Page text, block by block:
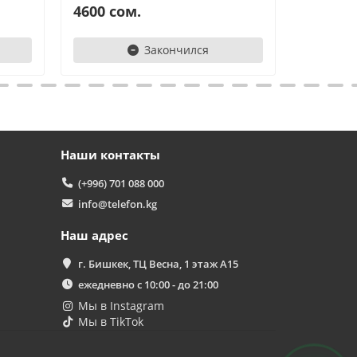
4600 сом.
Закончился
Наши контакты
(+996) 701 088 000
info@telefon.kg
Наш адрес
г. Бишкек, ТЦ Весна, 1 этаж А15
ежедневно с 10:00 - до 21:00
Мы в Instagram
Мы в TikTok
Здравствуйте! 👋
Чем можем помочь?